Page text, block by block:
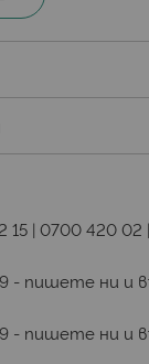
15 | 0700 420 02 |
- пишете ни и
- пишете ни и